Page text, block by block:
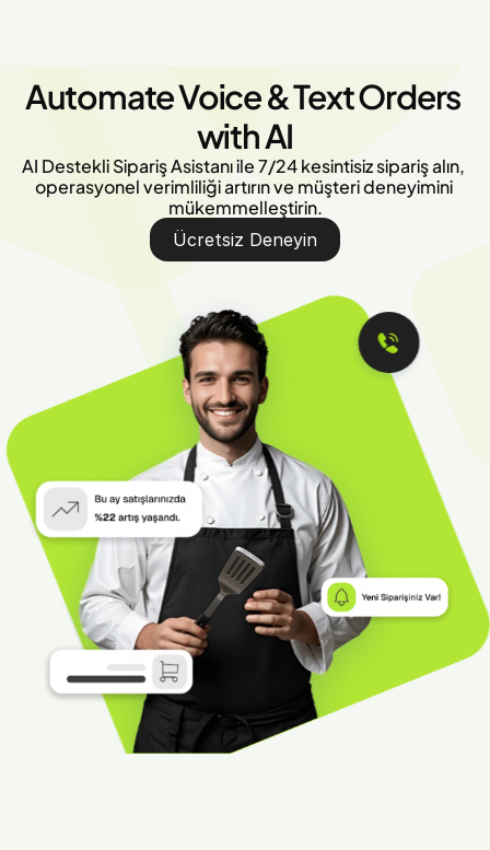
Automate Voice & Text Orders
with AI
AI Destekli Sipariş Asistanı ile 7/24 kesintisiz sipariş alın,
operasyonel verimliliği artırın ve müşteri deneyimini
mükemmelleştirin.
Ücretsiz Deneyin